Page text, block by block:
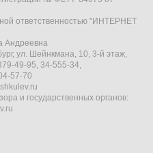
ответственностью "ИНТЕРНЕТ
Андреевна
ул. Шейнкмана, 10, 3-й этаж,
49-95, 34-555-34,
57-70
и государственных органов: